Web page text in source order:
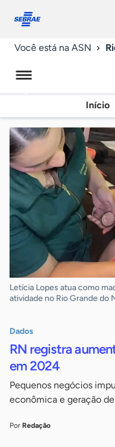
conosco
Você está na ASN
Início
Letícia Lopes atua como
atividade no Rio Grande do
Dados
RN registra
em 2024
Pequenos negócios
econômica e geração
Por Redação